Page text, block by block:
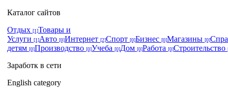
Каталог сайтов
Отдых [1]Товары и
Услуги [1]Авто [0]Интернет [2]Спорт [0]Бизнес [0]Магазины [0]
детям [0]Производство [0]Учеба [0]Дом [0]Работа [0]Строительство
Заработк в сети
English category